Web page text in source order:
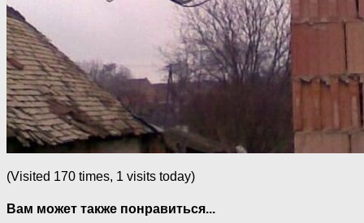
(Visited 170 times, 1 visits today)
Вам может также понравиться...